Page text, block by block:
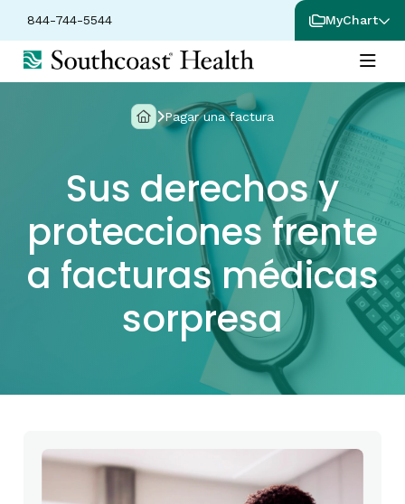
844-744-5544 MyChart
Pagar una factura
Sus derechos y
protecciones frente
a facturas médicas
sorpresa